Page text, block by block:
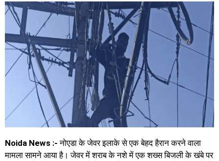
Noida News :- नोएडा के जेवर इलाके से एक बेहद हैरान करने वाला
मामला सामने आया है। जेवर में शराब के नशे में एक शख्स बिजली के खंबे पर